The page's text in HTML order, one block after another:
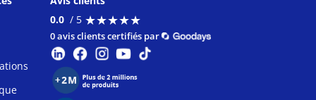
0.0 / 5 ★★★★★
★★★★★
0 avis clients certifiés par